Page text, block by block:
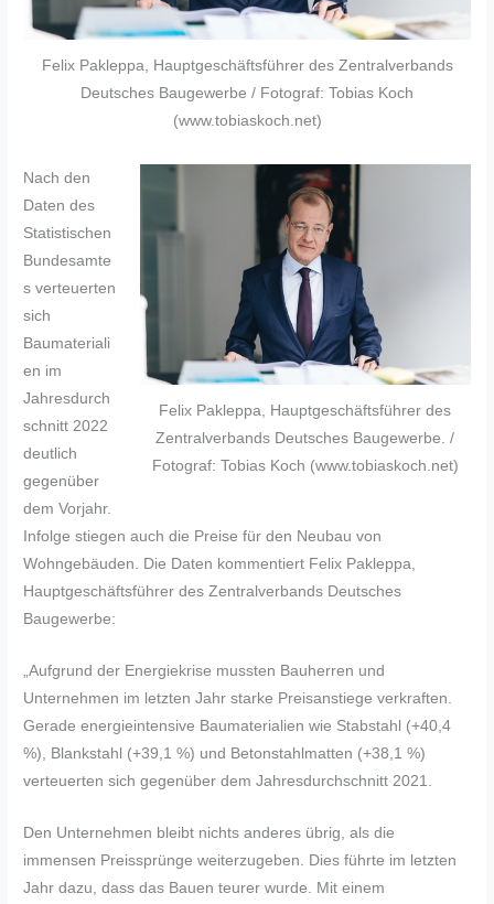
Felix Pakleppa, Hauptgeschäftsführer des Zentralverbands
Deutsches Baugewerbe / Fotograf: Tobias Koch
(www.tobiaskoch.net)
Felix Pakleppa, Hauptgeschäftsführer des
Zentralverbands Deutsches Baugewerbe. /
Fotograf: Tobias Koch (www.tobiaskoch.net)
Nach den
Daten des
Statistischen
Bundesamte
s verteuerten
sich
Baumateriali
en im
Jahresdurch
schnitt 2022
deutlich
gegenüber
dem Vorjahr.
Infolge stiegen auch die Preise für den Neubau von
Wohngebäuden. Die Daten kommentiert Felix Pakleppa,
Hauptgeschäftsführer des Zentralverbands Deutsches
Baugewerbe:
„Aufgrund der Energiekrise mussten Bauherren und
Unternehmen im letzten Jahr starke Preisanstiege verkraften.
Gerade energieintensive Baumaterialien wie Stabstahl (+40,4
%), Blankstahl (+39,1 %) und Betonstahlmatten (+38,1 %)
verteuerten sich gegenüber dem Jahresdurchschnitt 2021.
Den Unternehmen bleibt nichts anderes übrig, als die
immensen Preissprünge weiterzugeben. Dies führte im letzten
Jahr dazu, dass das Bauen teurer wurde. Mit einem